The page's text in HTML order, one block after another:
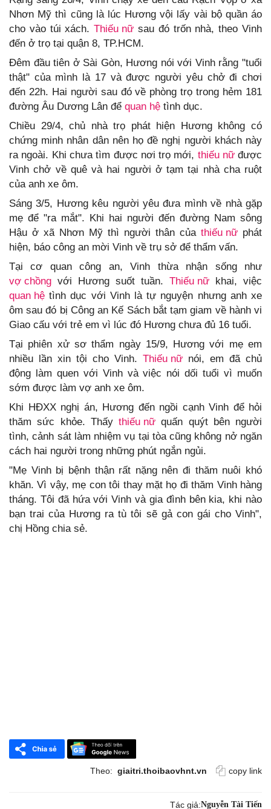
Nhơn Mỹ thì cũng là lúc Hương vội lấy vài bộ quần áo
cho vào túi xách.Thiếu nữ sau đó trốn nhà, theo Vinh
đến ở trọ tại quận 8, TP.HCM.
Đêm đầu tiên ở Sài Gòn, Hương nói với Vinh rằng "tuổi
thật" của mình là 17 và được người yêu chở đi chơi
đến 22h. Hai người sau đó về phòng trọ trong hẻm 181
đường Âu Dương Lân để quan hệ tình dục.
Chiều 29/4, chủ nhà trọ phát hiện Hương không có
chứng minh nhân dân nên họ đề nghị người khách này
ra ngoài. Khi chưa tìm được nơi trọ mới, thiếu nữđược
Vinh chở về quê và hai người ở tạm tại nhà cha ruột
của anh xe ôm.
Sáng 3/5, Hương kêu người yêu đưa mình về nhà gặp
mẹ để "ra mắt". Khi hai người đến đường Nam sông
Hậu ở xã Nhơn Mỹ thì người thân của thiếu nữ phát
hiện, báo công an mời Vinh về trụ sở để thẩm vấn.
Tại cơ quan công an, Vinh thừa nhận sống như
vợ chồng với Hương suốt tuần. Thiếu nữ khai, việc
quan hệ tình dục với Vinh là tự nguyện nhưng anh xe
ôm sau đó bị Công an Kế Sách bắt tạm giam về hành vi
Giao cấu với trẻ em vì lúc đó Hương chưa đủ 16 tuổi.
Tại phiên xử sơ thẩm ngày 15/9, Hương với mẹ em
nhiều lần xin tội cho Vinh. Thiếu nữ nói, em đã chủ
động làm quen với Vinh và việc nói dối tuổi vì muốn
sớm được làm vợ anh xe ôm.
Khi HĐXX nghị án, Hương đến ngồi cạnh Vinh để hỏi
thăm sức khỏe. Thấy thiếu nữ quấn quýt bên người
tình, cảnh sát làm nhiệm vụ tại tòa cũng không nở ngăn
cách hai người trong những phút ngắn ngủi.
"Mẹ Vinh bị bệnh thận rất nặng nên đi thăm nuôi khó
khăn. Vì vậy, mẹ con tôi thay mặt họ đi thăm Vinh hàng
tháng. Tôi đã hứa với Vinh và gia đình bên kia, khi nào
bạn trai của Hương ra tù tôi sẽ gả con gái cho Vinh",
chị Hồng chia sẻ.
Theo: giaitri.thoibaovhnt.vn copy link
Tác giả:Nguyễn Tài Tiến